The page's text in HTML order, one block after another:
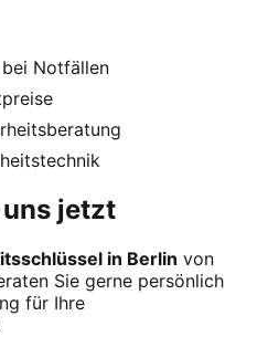
Notfällen
jetzt
in Berlin von
Sie gerne persönlich
für Ihre